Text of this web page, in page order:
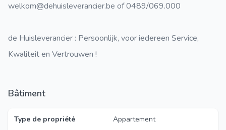
welkom@dehuisleverancier.be of 0489/069.000
de Huisleverancier : Persoonlijk, voor iedereen Service,
Kwaliteit en Vertrouwen !
Bâtiment
Type de propriété
Appartement